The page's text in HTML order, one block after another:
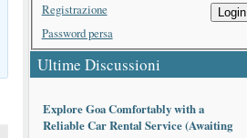
Login
Registrazione
Password persa
Ultime Discussioni
Explore Goa Comfortably with a
Reliable Car Rental Service (Awaiting